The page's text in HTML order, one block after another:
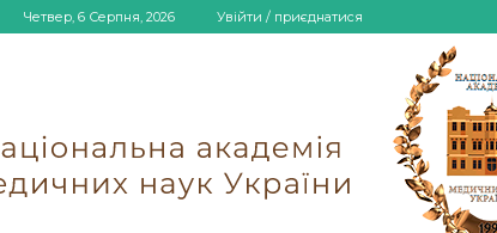
Четвер, 6 Серпня, 2026 Увійти / приєднатися